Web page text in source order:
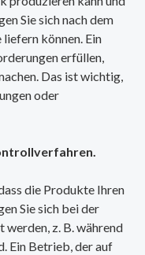
Sie sich nach dem
können. Ein
erfüllen,
Das ist wichtig,
oder
die Produkte Ihren
Sie sich bei der
z. B. während
Ein Betrieb, der auf